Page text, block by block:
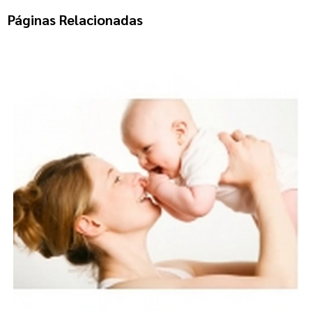
Páginas Relacionadas